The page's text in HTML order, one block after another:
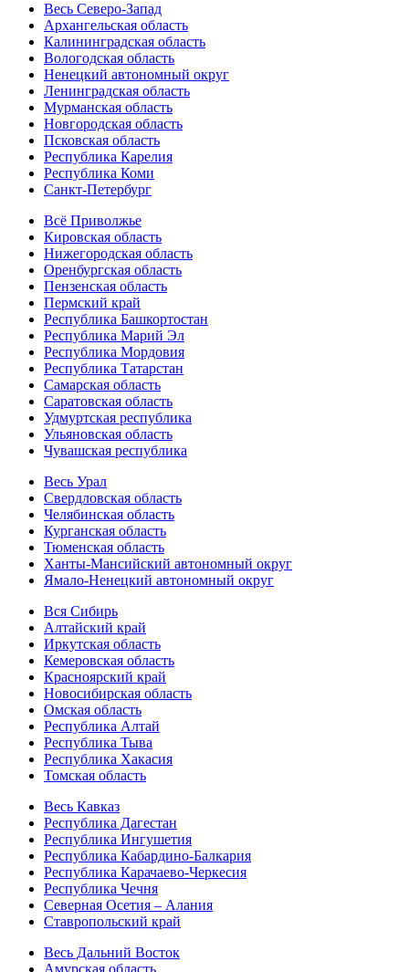
Весь Северо-Запад
Архангельская область
Калининградская область
Вологодская область
Ненецкий автономный округ
Ленинградская область
Мурманская область
Новгородская область
Псковская область
Республика Карелия
Республика Коми
Санкт-Петербург
Всё Приволжье
Кировская область
Нижегородская область
Оренбургская область
Пензенская область
Пермский край
Республика Башкортостан
Республика Марий Эл
Республика Мордовия
Республика Татарстан
Самарская область
Саратовская область
Удмуртская республика
Ульяновская область
Чувашская республика
Весь Урал
Свердловская область
Челябинская область
Курганская область
Тюменская область
Ханты-Мансийский автономный округ
Ямало-Ненецкий автономный округ
Вся Сибирь
Алтайский край
Иркутская область
Кемеровская область
Красноярский край
Новосибирская область
Омская область
Республика Алтай
Республика Тыва
Республика Хакасия
Томская область
Весь Кавказ
Республика Дагестан
Республика Ингушетия
Республика Кабардино-Балкария
Республика Карачаево-Черкесия
Республика Чечня
Северная Осетия – Алания
Ставропольский край
Весь Дальний Восток
Амурская область